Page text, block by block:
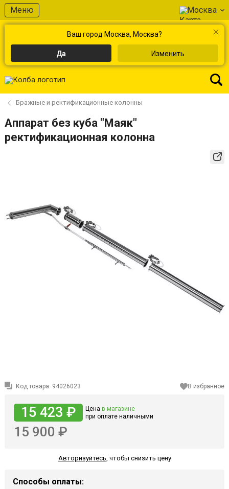
Меню Москва
Ваш город Москва, Москва?
Да Изменить
Бражные и ректификационные колонны
Аппарат без куба "Маяк"
ректификационная колонна
Код товара: 94026023 В избранное
15 423 ₽ Цена в магазине
при оплате наличными
15 900 ₽
Авторизуйтесь, чтобы снизить цену
Способы оплаты: